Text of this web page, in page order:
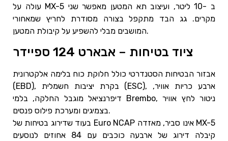
עולה על MX-5 ב -10 ליטר, ועיצוב תא המטען מאפשר שני
מקרים. גג הבד מתקפל בצורה מסודרת לחריץ שמאחורי
המושבים מבלי להשפיע על קיבולת המטען.
ציוד בטיחות – אבארט 124 ספיידר
אבזור הבטיחות הסטנדרטי כולל חלוקת כוח בלימה אלקטרונית
(EBD), בקרת יציבות חשמלית (ESC), ארבע כריות אוויר,
דיפרנציאל מוגבל החלקה, בלמי Brembo, ניטור לחץ אוויר
בצמיגים ומערכת פילוס פנסים.
בעוד שדירוג בטיחות של Euro NCAP אינו סביר, מאזדה MX-5
קיבלה דירוג של ארבעה כוכבים עם 84 אחוזים לנוסעים